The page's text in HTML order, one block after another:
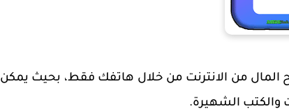
المال من الانترنت من خلال هاتفك فقط، بحيث يمكن
والكتب الشهيرة.